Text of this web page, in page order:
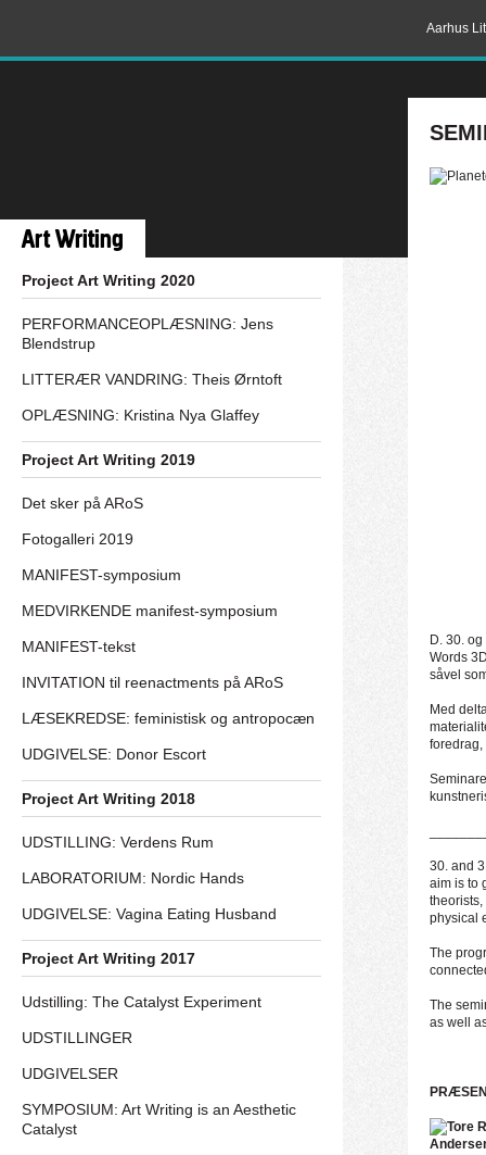
Aarhus
D. 30.
Words
såvel
Med
foredrag,
30. and
aim is to
physical
The
The
as well
Art Writing
Project Art Writing 2020
PERFORMANCEOPLÆSNING: Jens
Blendstrup
LITTERÆR VANDRING: Theis Ørntoft
OPLÆSNING: Kristina Nya Glaffey
Project Art Writing 2019
Det sker på ARoS
Fotogalleri 2019
MANIFEST-symposium
MEDVIRKENDE manifest-symposium
MANIFEST-tekst
INVITATION til reenactments på ARoS
LÆSEKREDSE: feministisk og antropocæn
UDGIVELSE: Donor Escort
Project Art Writing 2018
UDSTILLING: Verdens Rum
LABORATORIUM: Nordic Hands
UDGIVELSE: Vagina Eating Husband
Project Art Writing 2017
Udstilling: The Catalyst Experiment
UDSTILLINGER
UDGIVELSER
SYMPOSIUM: Art Writing is an Aesthetic
Catalyst